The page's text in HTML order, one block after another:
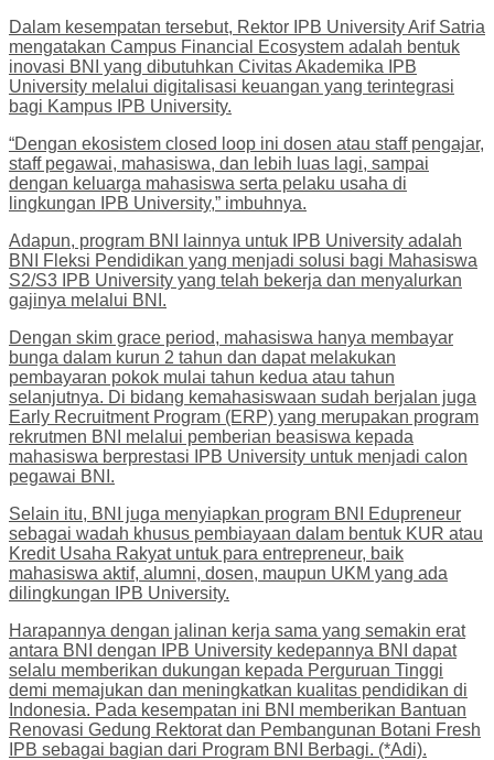
Dalam kesempatan tersebut, Rektor IPB University Arif Satria
mengatakan Campus Financial Ecosystem adalah bentuk
inovasi BNI yang dibutuhkan Civitas Akademika IPB
University melalui digitalisasi keuangan yang terintegrasi
bagi Kampus IPB University.
“Dengan ekosistem closed loop ini dosen atau staff pengajar,
staff pegawai, mahasiswa, dan lebih luas lagi, sampai
dengan keluarga mahasiswa serta pelaku usaha di
lingkungan IPB University,” imbuhnya.
Adapun, program BNI lainnya untuk IPB University adalah
BNI Fleksi Pendidikan yang menjadi solusi bagi Mahasiswa
S2/S3 IPB University yang telah bekerja dan menyalurkan
gajinya melalui BNI.
Dengan skim grace period, mahasiswa hanya membayar
bunga dalam kurun 2 tahun dan dapat melakukan
pembayaran pokok mulai tahun kedua atau tahun
selanjutnya. Di bidang kemahasiswaan sudah berjalan juga
Early Recruitment Program (ERP) yang merupakan program
rekrutmen BNI melalui pemberian beasiswa kepada
mahasiswa berprestasi IPB University untuk menjadi calon
pegawai BNI.
Selain itu, BNI juga menyiapkan program BNI Edupreneur
sebagai wadah khusus pembiayaan dalam bentuk KUR atau
Kredit Usaha Rakyat untuk para entrepreneur, baik
mahasiswa aktif, alumni, dosen, maupun UKM yang ada
dilingkungan IPB University.
Harapannya dengan jalinan kerja sama yang semakin erat
antara BNI dengan IPB University kedepannya BNI dapat
selalu memberikan dukungan kepada Perguruan Tinggi
demi memajukan dan meningkatkan kualitas pendidikan di
Indonesia. Pada kesempatan ini BNI memberikan Bantuan
Renovasi Gedung Rektorat dan Pembangunan Botani Fresh
IPB sebagai bagian dari Program BNI Berbagi. (*Adi).